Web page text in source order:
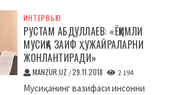
ИНТЕРВЬЮ
РУСТАМ АБДУЛЛАЕВ: «ЁҚИМЛИ
МУСИҚА ЗАИФ ҲУЖАЙРАЛАРНИ
ЖОНЛАНТИРАДИ»
MANZUR.UZ /29.11.2018 2 194
Мусиқанинг вазифаси инсонни